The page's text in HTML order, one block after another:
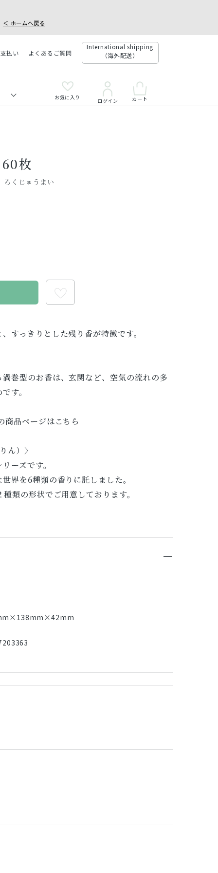
＜ ホームへ戻る
払い よくあるご質問
International shipping
（海外配送）
お気に入り ログイン カート
枚
くじゅうまい
すっきりとした残り香が特徴です。
巻型のお香は、玄関など、空気の流れの多
す。
商品ページはこちら
ん）〉
ーズです。
界を6種類の香りに託しました。
類の形状でご用意しております。